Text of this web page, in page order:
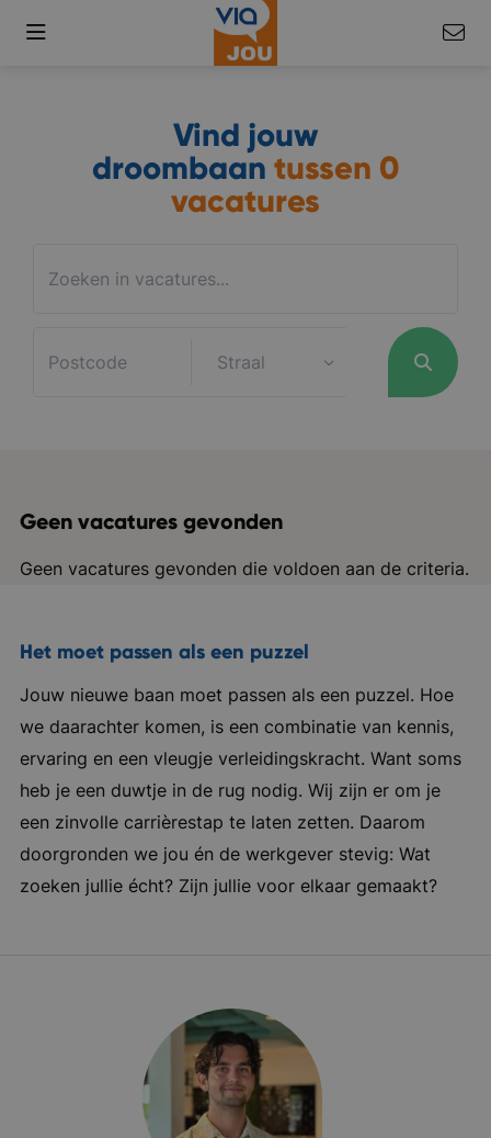
Vind jouw
droombaan tussen 0
vacatures
Geen vacatures gevonden
Geen vacatures gevonden die voldoen aan de criteria.
Het moet passen als een puzzel
Jouw nieuwe baan moet passen als een puzzel. Hoe
we daarachter komen, is een combinatie van kennis,
ervaring en een vleugje verleidingskracht. Want soms
heb je een duwtje in de rug nodig. Wij zijn er om je
een zinvolle carrièrestap te laten zetten. Daarom
doorgronden we jou én de werkgever stevig: Wat
zoeken jullie écht? Zijn jullie voor elkaar gemaakt?